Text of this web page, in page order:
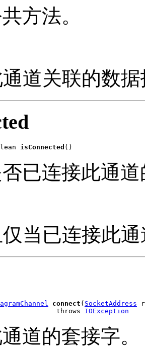
方法。
道关联的数
isConnected ()
已连接此通
仅当已连接此
connect ( SocketAddress
throws
IOException
道的套接字。